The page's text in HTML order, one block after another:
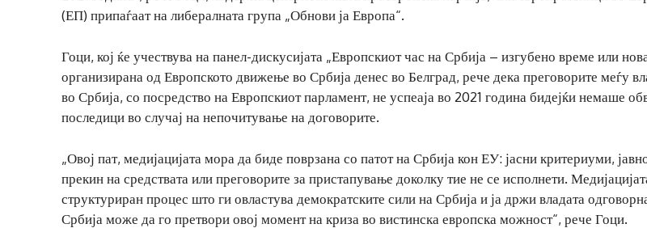
(ЕП) припаѓаат на либералната група „Обнови ја Европа“.
Гоци, кој ќе учествува на панел-дискусијата „Европскиот час на Србија – изгубено време или
организирана од Европското движење во Србија денес во Белград, рече дека преговорите меѓу
во Србија, со посредство на Европскиот парламент, не успеаја во 2021 година бидејќи немаше
последици во случај на непочитување на договорите.
„Овој пат, медијацијата мора да биде поврзана со патот на Србија кон ЕУ: јасни критериуми,
прекин на средствата или преговорите за пристапување доколку тие не се исполнети.
структуриран процес што ги овластува демократските сили на Србија и ја држи владата
Србија може да го претвори овој момент на криза во вистинска европска можност“, рече Гоци.